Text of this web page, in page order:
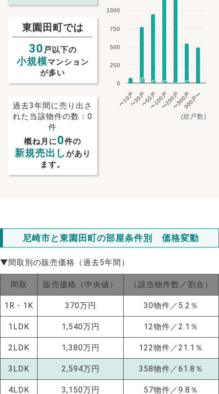
NEW!
NEW!
東園田町では
30 戸以下の
小規模マンション
が多い
過去3年間に売り出さ
れた当該物件の数：0
件
概ね月に0件の
新規売出しがあり
ます。
(総戸数)
〜10戸〜30戸〜50戸〜100戸〜200戸〜300戸300戸〜
0
250
500
750
1000
尼崎市と東園田町の部屋条件別 価格変動
▼間取別の販売価格（過去5年間）
間取 販売価格（中央値） （該当物件数／割合）
1R・1K 370万円 30物件／5.2％
1LDK 1,540万円 12物件／2.1％
2LDK 1,380万円 122物件／21.1％
3LDK 2,594万円 358物件／61.8％
4LDK 3,150万円 57物件／9.8％